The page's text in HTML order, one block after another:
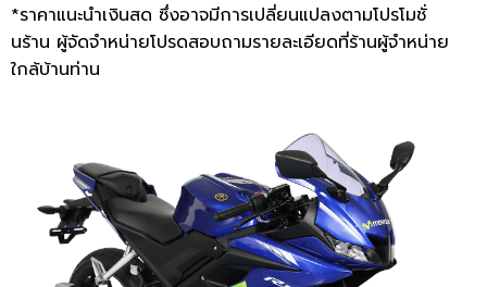
*ราคาแนะนำเงินสด ซึ่งอาจมีการเปลี่ยนแปลงตามโปรโมชั่
นร้าน ผู้จัดจำหน่ายโปรดสอบถามรายละเอียดที่ร้านผู้จำหน่าย
ใกล้บ้านท่าน